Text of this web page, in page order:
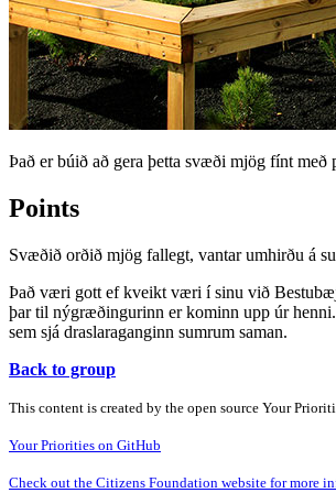
Það er búið að gera þetta svæði mjög fínt með
Points
Svæðið orðið mjög fallegt, vantar umhirðu á
Það væri gott ef kveikt væri í sinu við
þar til nýgræðingurinn er kominn upp úr
sem sjá draslaraganginn sumrum saman.
Back to group
This content is created by the open source Your
Your Priorities on GitHub
Check out the Citizens Foundation website for more